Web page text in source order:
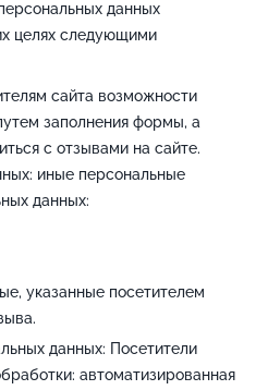
данных
целях следующими
сайта возможности
заполнения формы, а
с отзывами на сайте.
иные персональные
данных:
указанные посетителем
данных: Посетители
автоматизированная